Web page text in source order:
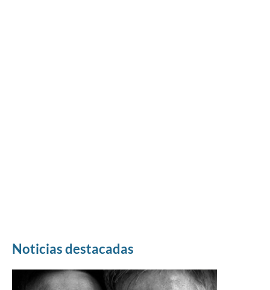
Noticias destacadas